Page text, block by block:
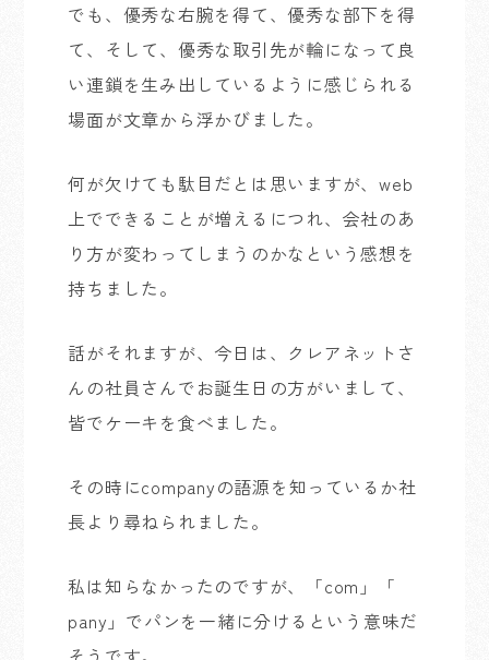
でも、優秀な右腕を得て、優秀な部下を得
て、そして、優秀な取引先が輪になって良
い連鎖を生み出しているように感じられる
場面が文章から浮かびました。
何が欠けても駄目だとは思いますが、web
上でできることが増えるにつれ、会社のあ
り方が変わってしまうのかなという感想を
持ちました。
話がそれますが、今日は、クレアネットさ
んの社員さんでお誕生日の方がいまして、
皆でケーキを食べました。
その時にcompanyの語源を知っているか社
長より尋ねられました。
私は知らなかったのですが、「com」「
pany」でパンを一緒に分けるという意味だ